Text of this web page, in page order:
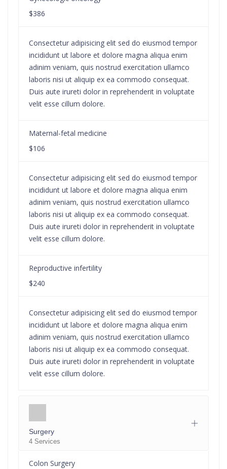
$386
Consectetur adipisicing elit sed do eiusmod tempor
incididunt ut labore et dolore magna aliqua enim
adinim veniam, quis nostrud exercitation ullamco
laboris nisi ut aliquip ex ea commodo consequat.
Duis aute irureti dolor in reprehenderit in voluptate
velit esse cillum dolore.
Maternal-fetal medicine
$106
Consectetur adipisicing elit sed do eiusmod tempor
incididunt ut labore et dolore magna aliqua enim
adinim veniam, quis nostrud exercitation ullamco
laboris nisi ut aliquip ex ea commodo consequat.
Duis aute irureti dolor in reprehenderit in voluptate
velit esse cillum dolore.
Reproductive infertility
$240
Consectetur adipisicing elit sed do eiusmod tempor
incididunt ut labore et dolore magna aliqua enim
adinim veniam, quis nostrud exercitation ullamco
laboris nisi ut aliquip ex ea commodo consequat.
Duis aute irureti dolor in reprehenderit in voluptate
velit esse cillum dolore.
Surgery
4 Services
Colon Surgery